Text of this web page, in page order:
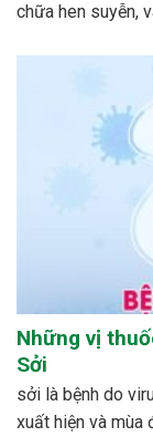
chữa hen suyễn,
Những vị
Sởi
sởi là bệnh do
xuất hiện và mùa